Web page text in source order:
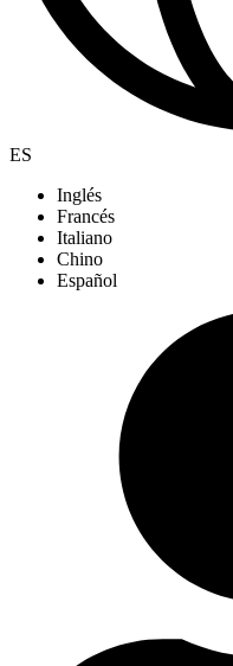
ES
Inglés
Francés
Italiano
Chino
Español